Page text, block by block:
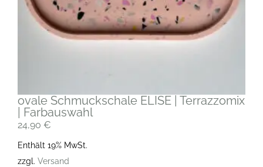
ovale Schmuckschale ELISE | Terrazzomix
| Farbauswahl
24,90 €
Enthält 19% MwSt.
zzgl. Versand